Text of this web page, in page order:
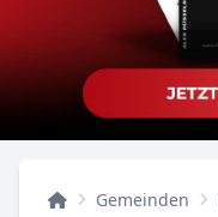
Gemeinden